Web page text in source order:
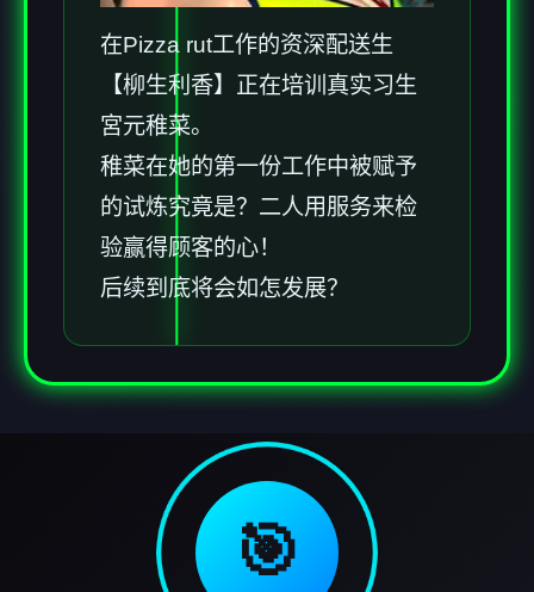
在Pizza rut工作的资深配送生
【柳生利香】正在培训真实习生
宮元稚菜。
稚菜在她的第一份工作中被赋予
的试炼究竟是？二人用服务来检
验赢得顾客的心！
后续到底将会如怎发展？
🎯